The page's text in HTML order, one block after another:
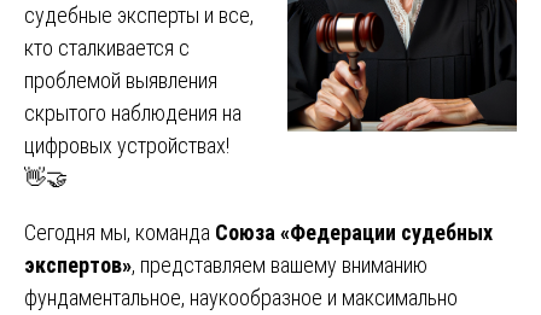
судебные эксперты и все,
кто сталкивается с
проблемой выявления
скрытого наблюдения на
цифровых устройствах!
👋🤝
Сегодня мы, команда Союза «Федерации судебных
экспертов», представляем вашему вниманию
фундаментальное, наукообразное и максимально